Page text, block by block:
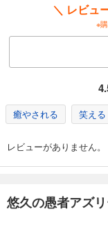
悠久
1,320円
あら
悠久の
＼ レビュ
※
癒やされる 笑える
レビューがありません。
悠久の愚者アズ